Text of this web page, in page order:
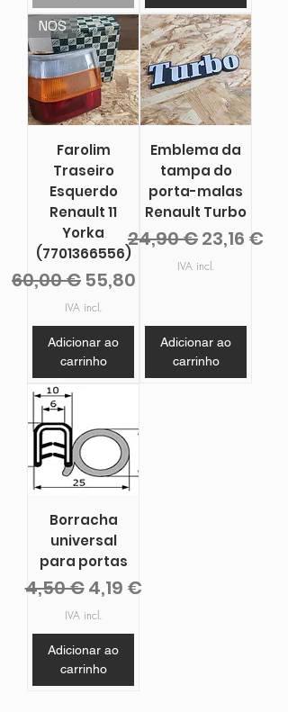
NOS
Farolim
Traseiro
Esquerdo
Renault 11
Yorka
(7701366556)
Preço normal
60,00 € Preço promocional
55,80 €
IVA incl.
Adicionar ao
carrinho
Emblema da
tampa do
porta-malas
Renault Turbo
Preço normal
24,90 €Preço
23,16 €
IVA incl.
Adicionar ao
carrinho
Borracha
universal
para portas
Preço normal
4,50 €Preço promocional
4,19 €
IVA incl.
Adicionar ao
carrinho